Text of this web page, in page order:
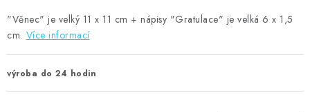
"Věnec" je velký 11 x 11 cm + nápisy "Gratulace" je velká 6 x 1,5
cm. Více informací
výroba do 24 hodin